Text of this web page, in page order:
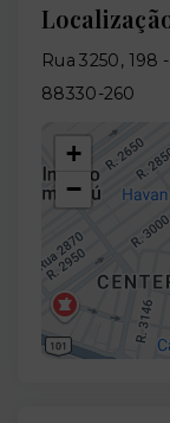
Rua 3250, 198
88330-260
+
−